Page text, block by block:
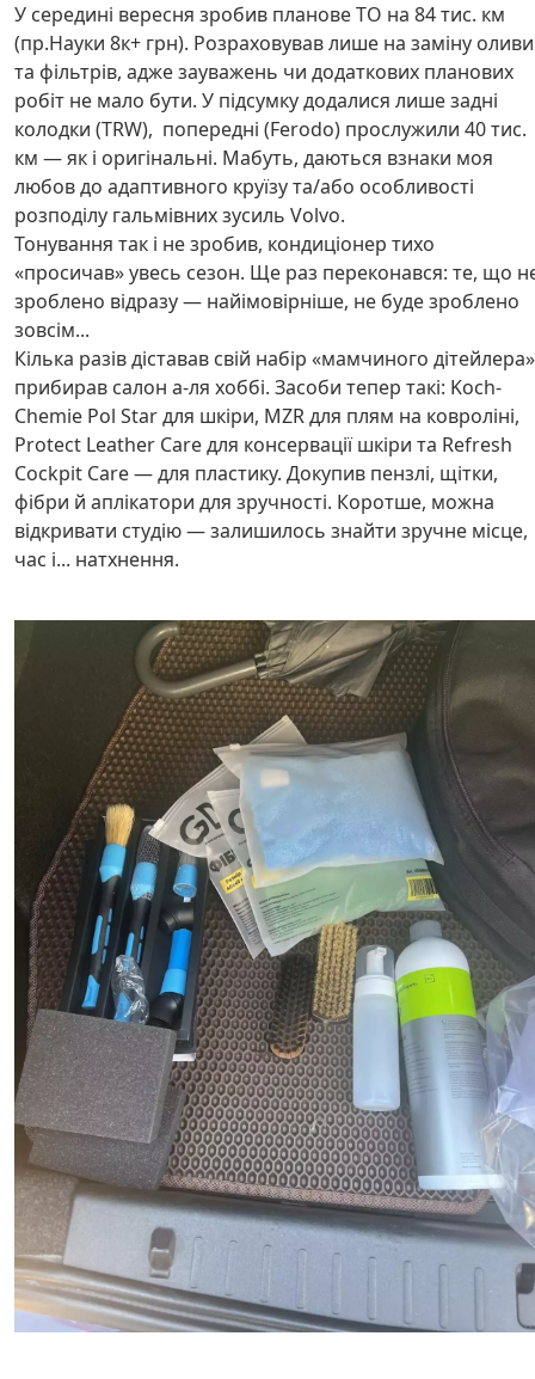
У середині вересня зробив планове ТО на 84 тис. км
(пр.Науки 8к+ грн). Розраховував лише на заміну оливи
та фільтрів, адже зауважень чи додаткових планових
робіт не мало бути. У підсумку додалися лише задні
колодки (TRW), попередні (Ferodo) прослужили 40 тис.
км — як і оригінальні. Мабуть, даються взнаки моя
любов до адаптивного круїзу та/або особливості
розподілу гальмівних зусиль Volvo.
Тонування так і не зробив, кондиціонер тихо
«просичав» увесь сезон. Ще раз переконався: те, що
зроблено відразу — найімовірніше, не буде зроблено
зовсім...
Кілька разів діставав свій набір «мамчиного дітейлера»
прибирав салон а-ля хоббі. Засоби тепер такі: Koch-
Chemie Pol Star для шкіри, MZR для плям на ковроліні,
Protect Leather Care для консервації шкіри та Refresh
Cockpit Care — для пластику. Докупив пензлі, щітки,
фібри й аплікатори для зручності. Коротше, можна
відкривати студію — залишилось знайти зручне місце,
час і... натхнення.